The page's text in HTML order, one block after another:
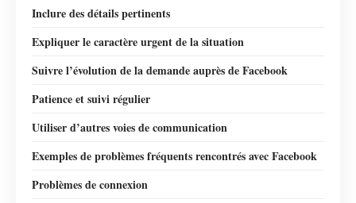
Inclure des détails pertinents
Expliquer le caractère urgent de la situation
Suivre l’évolution de la demande auprès de Facebook
Patience et suivi régulier
Utiliser d’autres voies de communication
Exemples de problèmes fréquents rencontrés avec Facebook
Problèmes de connexion